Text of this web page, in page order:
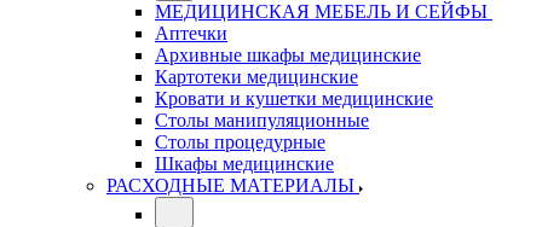
МЕДИЦИНСКАЯ МЕБЕЛЬ И СЕЙФЫ
Аптечки
Архивные шкафы медицинские
Картотеки медицинские
Кровати и кушетки медицинские
Столы манипуляционные
Столы процедурные
Шкафы медицинские
РАСХОДНЫЕ МАТЕРИАЛЫ